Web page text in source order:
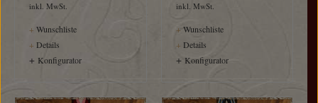
inkl. MwSt.
+ Wunschliste
+ Details
+ Konfigurator
inkl. MwSt.
+ Wunschliste
+ Details
+ Konfigurator